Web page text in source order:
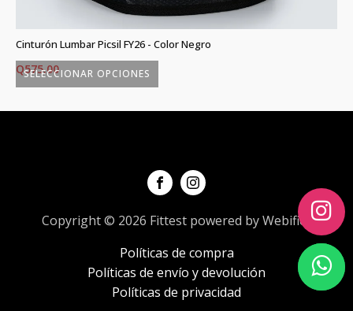
SELECCIONAR OPCIONES
producto
opciones
Cinturón Lumbar Picsil FY26 - Color Negro
Q575.00
Copyright © 2026 Fittest powered by Webifica
Políticas de compra
Políticas de envío y devolución
Políticas de privacidad